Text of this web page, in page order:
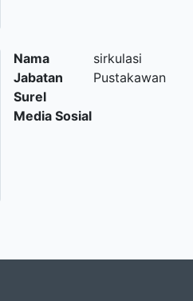
Nama
sirkulasi
Jabatan
Pustakawan
Surel
Media Sosial